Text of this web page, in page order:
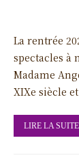
La rentrée
spectacles à
Madame
XIXe siècle
LIRE LA SUITE